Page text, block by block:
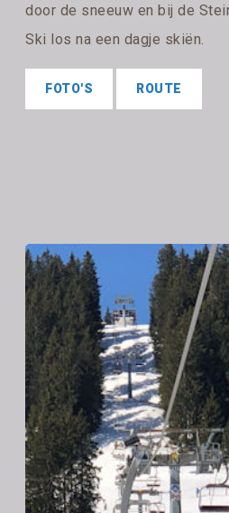
door de sneeuw en bij de
Ski los na een dagje skiën.
FOTO'S ROUTE